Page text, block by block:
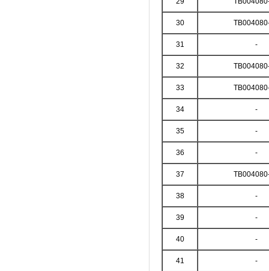
30
31 -
32
33
34 -
35 -
36 -
37
38 -
39 -
40 -
41 -